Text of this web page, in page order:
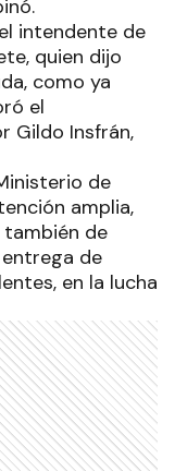
intendente de
quien dijo
como ya
el
Gildo Insfrán,
de
amplia,
de
de
en la lucha